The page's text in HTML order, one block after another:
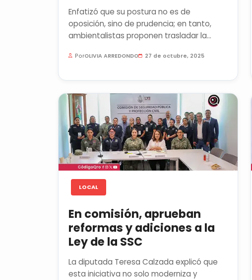
Enfatizó que su postura no es de
oposición, sino de prudencia; en tanto,
ambientalistas proponen trasladar la
PorOLIVIA ARREDONDO 27 de octubre, 2025
LOCAL
En comisión, aprueban
reformas y adiciones a la
Ley de la SSC
La diputada Teresa Calzada explicó que
esta iniciativa no solo moderniza y